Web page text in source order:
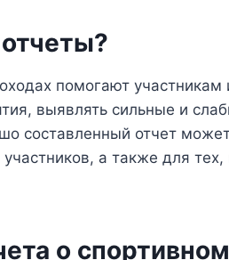
помогают участникам
выявлять сильные и
составленный отчет
а также для
о